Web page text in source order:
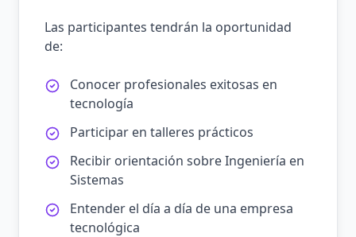
Las participantes tendrán la oportunidad
de:
Conocer profesionales exitosas en
tecnología
Participar en talleres prácticos
Recibir orientación sobre Ingeniería en
Sistemas
Entender el día a día de una empresa
tecnológica